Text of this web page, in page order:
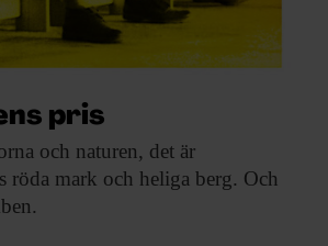
pris
och naturen, det är
röda mark och heliga berg. Och